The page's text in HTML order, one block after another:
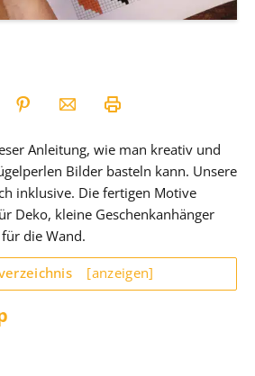
Anleitung, wie man kreativ und
Bilder basteln kann. Unsere
inklusive. Die fertigen Motive
Deko, kleine Geschenkanhänger
die Wand.
[anzeigen]